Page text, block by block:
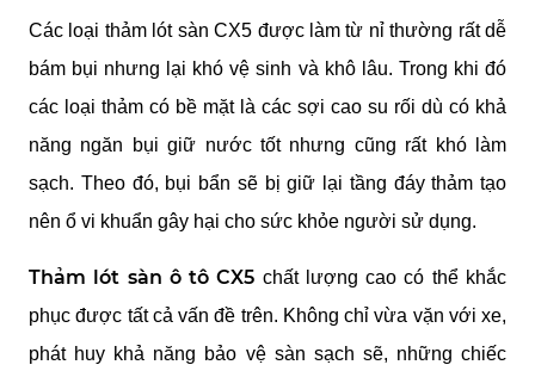
Các loại thảm lót sàn CX5 được làm từ nỉ thường rất dễ
bám bụi nhưng lại khó vệ sinh và khô lâu. Trong khi đó
các loại thảm có bề mặt là các sợi cao su rối dù có khả
năng ngăn bụi giữ nước tốt nhưng cũng rất khó làm
sạch. Theo đó, bụi bẩn sẽ bị giữ lại tầng đáy thảm tạo
nên ổ vi khuẩn gây hại cho sức khỏe người sử dụng.
Thảm lót sàn ô tô CX5 chất lượng cao có thể khắc
phục được tất cả vấn đề trên. Không chỉ vừa vặn với xe,
phát huy khả năng bảo vệ sàn sạch sẽ, những chiếc